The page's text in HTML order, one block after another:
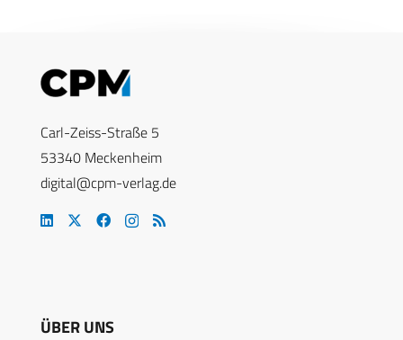
Carl-Zeiss-Straße 5
53340 Meckenheim
digital@cpm-verlag.de
ÜBER UNS